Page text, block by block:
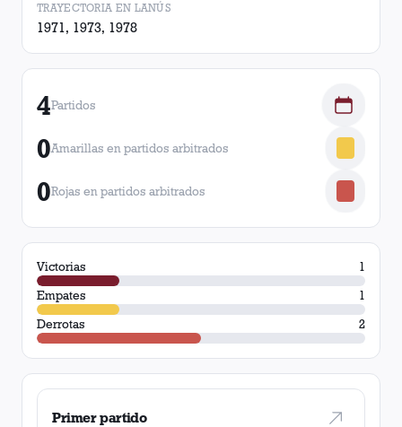
TRAYECTORIA EN LANÚS
1971, 1973, 1978
4Partidos
0Amarillas en partidos arbitrados
0Rojas en partidos arbitrados
Victorias
1
Empates
1
Derrotas
2
Primer partido